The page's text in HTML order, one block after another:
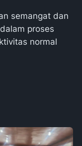
semangat dan
proses
normal